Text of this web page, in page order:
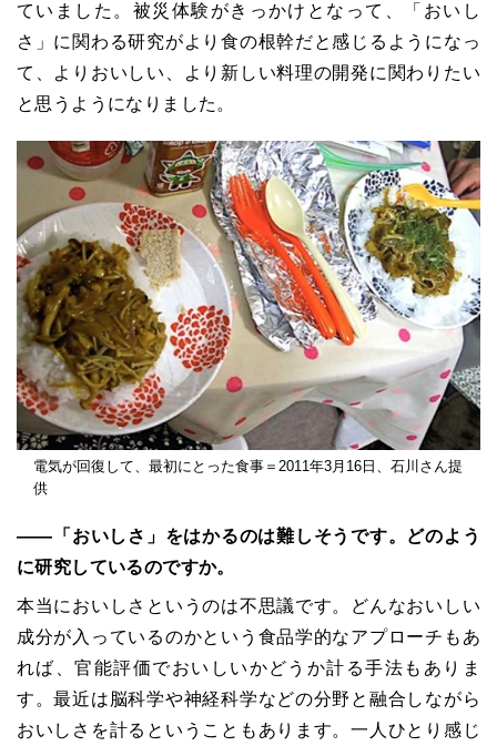
ていました。被災体験がきっかけとなって、「おいし
さ」に関わる研究がより食の根幹だと感じるようになっ
て、よりおいしい、より新しい料理の開発に関わりたい
と思うようになりました。
電気が回復して、最初にとった食事＝2011年3月16日、石川さん提
供
――「おいしさ」をはかるのは難しそうです。どのよう
に研究しているのですか。
本当においしさというのは不思議です。どんなおいしい
成分が入っているのかという食品学的なアプローチもあ
れば、官能評価でおいしいかどうか計る手法もありま
す。最近は脳科学や神経科学などの分野と融合しながら
おいしさを計るということもあります。一人ひとり感じ